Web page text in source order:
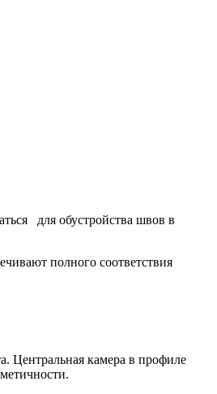
для обустройства швов в
полного соответствия
Центральная камера в профиле